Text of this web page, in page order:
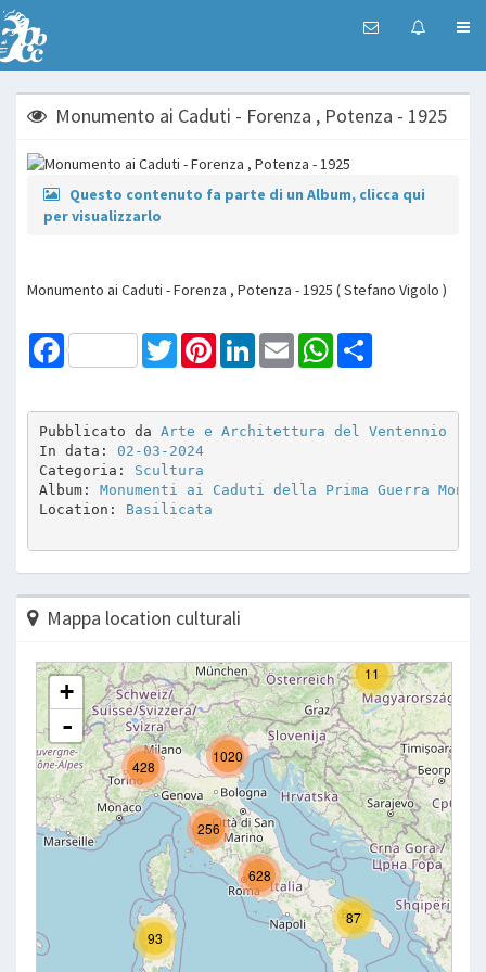
Monumento ai Caduti - Forenza , Potenza - 1925
Questo contenuto fa parte di un Album, clicca qui
per visualizzarlo
Monumento ai Caduti - Forenza , Potenza - 1925 ( Stefano Vigolo )
Facebook TwitterPinterestLinkedInEmail WhatsApp
Pubblicato da Arte e Architettura del Ventennio
In data: 02-03-2024
Categoria: Scultura
Album: Monumenti ai Caduti della Prima Guerra
Location: Basilicata
Mappa location culturali